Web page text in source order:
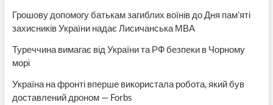
Грошову допомогу батькам загиблих воїнів до Дня пам’яті
захисників України надає Лисичанська МВА
Туреччина вимагає від України та РФ безпеки в Чорному
морі
Україна на фронті вперше використала робота, який був
доставлений дроном — Forbs